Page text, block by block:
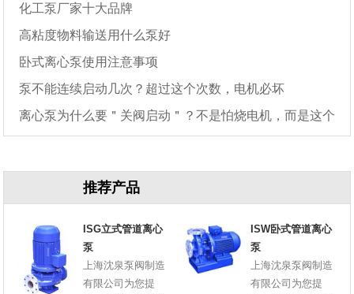
化工泵厂家十大品牌
高粘度物料输送用什么泵好
卧式离心泵使用注意事项
泵不能连续启动几次？超过这个次数，电机必坏
离心泵为什么要＂关阀启动＂？不是怕烧电机，而是这个
推荐产品
ISG立式管道离心
泵
上海沈泉泵阀制造
有限公司为您提
ISW卧式管道离心
泵
上海沈泉泵阀制造
有限公司为您提